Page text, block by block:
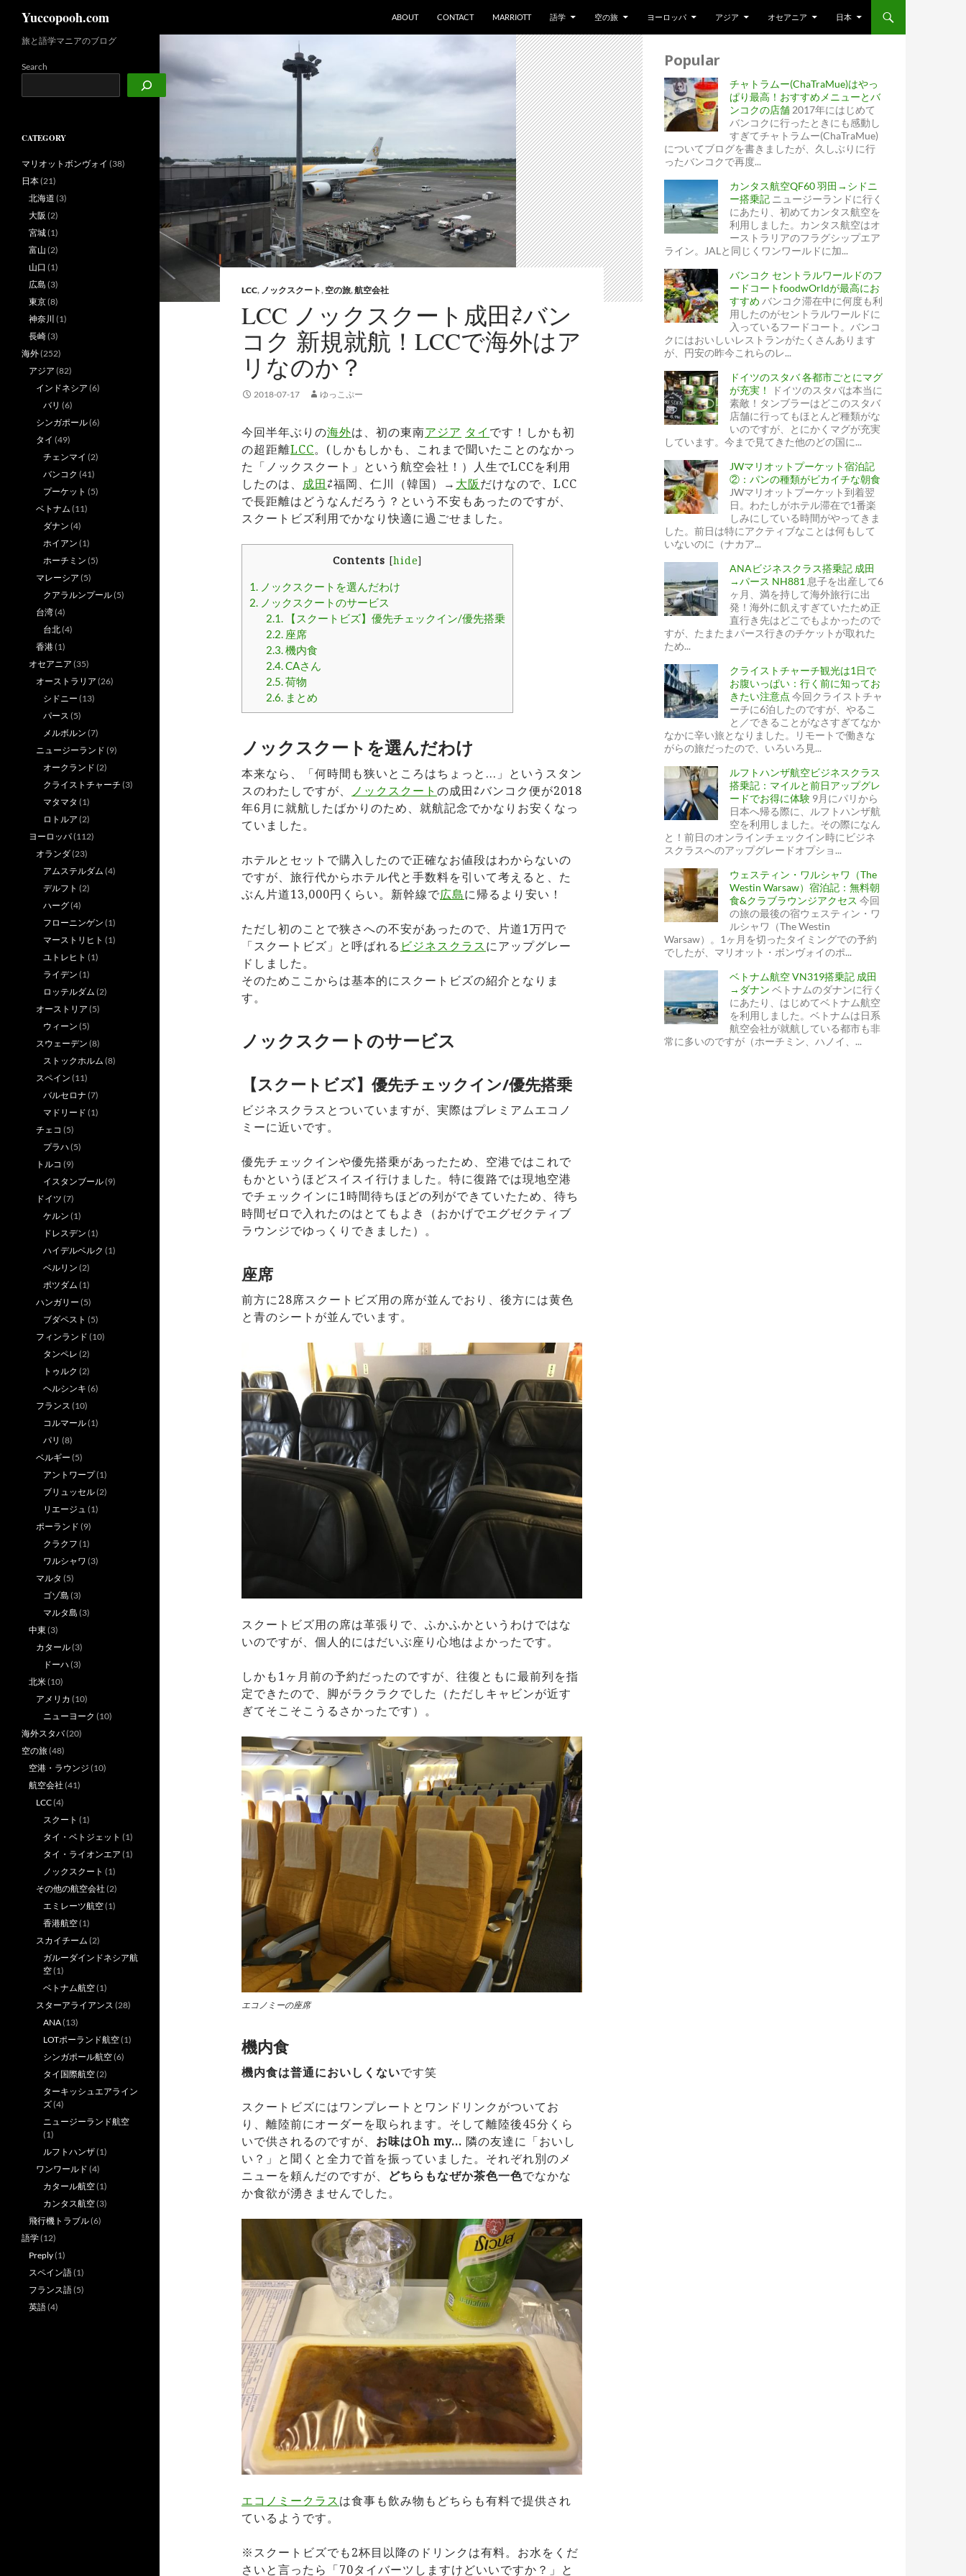
Yuccopooh.com ABOUT CONTACT MARRIOTT 語学 空の旅 ヨーロッパ アジア オセアニア 日本
LCC, ノックスクート, 空の旅,航空会社
LCC ノックスクート成田⇄バン
コク 新規就航！LCCで海外はア
リなのか？
2018-07-17 ゆっこぷー
今回半年ぶりの海外は、初の東南アジア タイ です！しかも初
の超距離LCC。(しかもしかも、これまで聞いたことのなかっ
た「ノックスクート」という航空会社！）人生でLCCを利用
したのは、 成田⇄福岡、仁川（韓国）→ 大阪だけなので、LCC
で長距離はどうなんだろう？という不安もあったのですが、
スクートビズ利用でかなり快適に過ごせました。
Contents [hide]
1. ノックスクートを選んだわけ
2. ノックスクートのサービス
2.1.【スクートビズ】優先チェックイン/優先搭乗
2.2.座席
2.3.機内食
2.4.CAさん
2.5.荷物
2.6.まとめ
ノックスクートを選んだわけ
本来なら、「何時間も狭いところはちょっと…」というスタン
スのわたしですが、
ノックスクート の成田⇄バンコク便が2018
年6月に就航したばかりのため、就航記念でかなりお安くなっ
ていました。
ホテルとセットで購入したので正確なお値段はわからないの
ですが、旅行代からホテル代と手数料を引いて考えると、た
ぶん片道13,000円くらい。新幹線で広島に帰るより安い！
ただし初のことで狭さへの不安があったので、片道1万円で
「スクートビズ」と呼ばれる ビジネスクラスにアップグレー
ドしました。
そのためここからは基本的にスクートビズの紹介となりま
す。
ノックスクートのサービス
【スクートビズ】優先チェックイン/優先搭乗
ビジネスクラスとついていますが、実際はプレミアムエコノ
ミーに近いです。
優先チェックインや優先搭乗があったため、空港ではこれで
もかというほどスイスイ行けました。特に復路では現地空港
でチェックインに1時間待ちほどの列ができていたため、待ち
時間ゼロで入れたのはとてもよき（おかげでエグゼクティブ
ラウンジでゆっくりできました）。
座席
前方に28席スクートビズ用の席が並んでおり、後方には黄色
と青のシートが並んでいます。
スクートビズ用の席は革張りで、ふかふかというわけではな
いのですが、個人的にはだいぶ座り心地はよかったです。
しかも1ヶ月前の予約だったのですが、往復ともに最前列を指
定できたので、脚がラクラクでした（ただしキャビンが近す
ぎてそこそこうるさかったです）。
エコノミーの座席
機内食
機内食は普通においしくないです笑
スクートビズにはワンプレートとワンドリンクがついてお
り、離陸前にオーダーを取られます。そして離陸後45分くら
いで供されるのですが、 お味はOh my… 隣の友達に「おいし
い？」と聞くと全力で首を振っていました。それぞれ別のメ
ニューを頼んだのですが、 どちらもなぜか茶色一色でなかな
か食欲が湧きませんでした。
エコノミークラスは食事も飲み物もどちらも有料で提供され
ているようです。
※スクートビズでも2杯目以降のドリンクは有料。お水をくだ
さいと言ったら「70タイバーツしますけどいいですか？」と
Popular
チャトラムー(ChaTraMue)はやっ
ぱり最高！おすすめメニューとバ
ンコクの店舗 2017年にはじめて
バンコクに行ったときにも感動し
すぎてチャトラムー(ChaTraMue)
についてブログを書きましたが、久しぶりに行
ったバンコクで再度...
カンタス航空QF60 羽田→シドニ
ー搭乗記 ニュージーランドに行く
にあたり、初めてカンタス航空を
利用しました。カンタス航空はオ
ーストラリアのフラグシップエア
ライン。JALと同じくワンワールドに加...
バンコク セントラルワールドのフ
ードコートfoodwOrldが最高にお
すすめ バンコク滞在中に何度も利
用したのがセントラルワールドに
入っているフードコート。バンコ
クにはおいしいレストランがたくさんあります
が、円安の昨今これらのレ...
ドイツのスタバ 各都市ごとにマグ
が充実！
ドイツのスタバは本当に
素敵！タンブラーはどこのスタバ
店舗に行ってもほとんど種類がな
いのですが、とにかくマグが充実
しています。今まで見てきた他のどの国に...
JWマリオットプーケット宿泊記
②：パンの種類がピカイチな朝食
JWマリオットプーケット到着翌
日。わたしがホテル滞在で1番楽
しみにしている時間がやってきま
した。前日は特にアクティブなことは何もして
いないのに（ナカア...
ANAビジネスクラス搭乗記 成田
→パース NH881 息子を出産して6
ヶ月、満を持して海外旅行に出
発！海外に飢えすぎていたため正
直行き先はどこでもよかったので
すが、たまたまパース行きのチケットが取れた
ため...
クライストチャーチ観光は1日で
お腹いっぱい：行く前に知ってお
きたい注意点 今回クライストチャ
ーチに6泊したのですが、やるこ
と／できることがなさすぎてなか
なかに辛い旅となりました。リモートで働きな
がらの旅だったので、いろいろ見...
ルフトハンザ航空ビジネスクラス
搭乗記：マイルと前日アップグレ
ードでお得に体験 9月にパリから
日本へ帰る際に、ルフトハンザ航
空を利用しました。その際になん
と！前日のオンラインチェックイン時にビジネ
スクラスへのアップグレードオプショ...
ウェスティン・ワルシャワ（The
Westin Warsaw）宿泊記：無料朝
食&クラブラウンジアクセス 今回
の旅の最後の宿ウェスティン・ワ
ルシャワ（The Westin
Warsaw）。1ヶ月を切ったタイミングでの予約
でしたが、マリオット・ボンヴォイのポ...
ベトナム航空 VN319搭乗記 成田
→ダナン ベトナムのダナンに行く
にあたり、はじめてベトナム航空
を利用しました。ベトナムは日系
航空会社が就航している都市も非
常に多いのですが（ホーチミン、ハノイ、...
旅と語学マニアのブログ
Search
CATEGORY
マリオットボンヴォイ (38)
日本(21)
北海道 (3)
大阪 (2)
宮城(1)
富山 (2)
山口 (1)
広島 (3)
東京(8)
神奈川 (1)
長崎(3)
海外(252)
アジア (82)
インドネシア (6)
バリ (6)
シンガポール(6)
タイ (49)
チェンマイ (2)
バンコク (41)
プーケット (5)
ベトナム (11)
ダナン (4)
ホイアン (1)
ホーチミン (5)
マレーシア (5)
クアラルンプール(5)
台湾(4)
台北(4)
香港(1)
オセアニア (35)
オーストラリア (26)
シドニー (13)
パース (5)
メルボルン (7)
ニュージーランド (9)
オークランド (2)
クライストチャーチ (3)
マタマタ (1)
ロトルア (2)
ヨーロッパ(112)
オランダ(23)
アムステルダム (4)
デルフト (2)
ハーグ(4)
フローニンゲン (1)
マーストリヒト (1)
ユトレヒト (1)
ライデン (1)
ロッテルダム (2)
オーストリア (5)
ウィーン (5)
スウェーデン (8)
ストックホルム (8)
スペイン (11)
バルセロナ (7)
マドリード (1)
チェコ (5)
プラハ(5)
トルコ (9)
イスタンブール(9)
ドイツ (7)
ケルン (1)
ドレスデン (1)
ハイデルベルク (1)
ベルリン (2)
ポツダム (1)
ハンガリー (5)
ブダペスト (5)
フィンランド (10)
タンペレ (2)
トゥルク (2)
ヘルシンキ (6)
フランス (10)
コルマール(1)
パリ (8)
ベルギー (5)
アントワープ(1)
ブリュッセル(2)
リエージュ (1)
ポーランド (9)
クラクフ (1)
ワルシャワ (3)
マルタ (5)
ゴゾ島 (3)
マルタ島 (3)
中東 (3)
カタール(3)
ドーハ(3)
北米(10)
アメリカ (10)
ニューヨーク (10)
海外スタバ(20)
空の旅(48)
空港・ラウンジ (10)
航空会社 (41)
LCC(4)
スクート (1)
タイ・ベトジェット (1)
タイ・ライオンエア (1)
ノックスクート (1)
その他の航空会社 (2)
エミレーツ航空(1)
香港航空(1)
スカイチーム (2)
ガルーダインドネシア航
空(1)
ベトナム航空(1)
スターアライアンス (28)
ANA(13)
LOTポーランド航空(1)
シンガポール航空(6)
タイ国際航空(2)
ターキッシュエアライン
ズ(4)
ニュージーランド航空
(1)
ルフトハンザ(1)
ワンワールド (4)
カタール航空(1)
カンタス航空(3)
飛行機トラブル(6)
語学(12)
Preply(1)
スペイン語(1)
フランス語(5)
英語(4)